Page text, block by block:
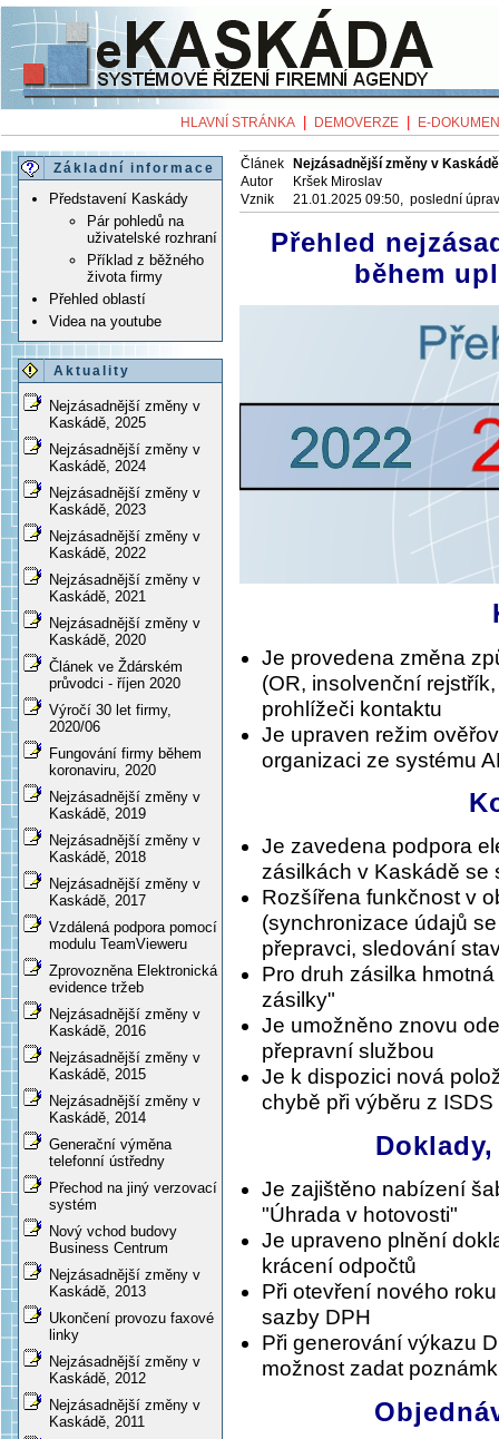
HLAVNÍ STRÁNKA DEMOVERZE E-
Základní informace
Představení Kaskády
Pár pohledů na
uživatelské rozhraní
Příklad z běžného
života firmy
Přehled oblastí
Videa na youtube
Aktuality
Nejzásadnější změny v
Kaskádě, 2025
Nejzásadnější změny v
Kaskádě, 2024
Nejzásadnější změny v
Kaskádě, 2023
Nejzásadnější změny v
Kaskádě, 2022
Nejzásadnější změny v
Kaskádě, 2021
Nejzásadnější změny v
Kaskádě, 2020
Článek ve Ždárském
průvodci - říjen 2020
Výročí 30 let firmy,
2020/06
Fungování firmy během
koronaviru, 2020
Nejzásadnější změny v
Kaskádě, 2019
Nejzásadnější změny v
Kaskádě, 2018
Nejzásadnější změny v
Kaskádě, 2017
Vzdálená podpora pomocí
modulu TeamVieweru
Zprovozněna Elektronická
evidence tržeb
Nejzásadnější změny v
Kaskádě, 2016
Nejzásadnější změny v
Kaskádě, 2015
Nejzásadnější změny v
Kaskádě, 2014
Generační výměna
telefonní ústředny
Přechod na jiný verzovací
systém
Nový vchod budovy
Business Centrum
Nejzásadnější změny v
Kaskádě, 2013
Ukončení provozu faxové
linky
Nejzásadnější změny v
Kaskádě, 2012
Nejzásadnější změny v
Kaskádě, 2011
Článek
Nejzásadnější změny v
Autor
Kršek Miroslav
Vznik
21.01.2025 09:50, poslední
Přehled
během
Je provedena změna
(OR, insolvenční
prohlížeči kontaktu
Je upraven režim
organizaci ze systému
Je zavedena podpora
zásilkách v Kaskádě se
Rozšířena funkčnost v
(synchronizace údajů
přepravci, sledování
Pro druh zásilka
zásilky"
Je umožněno znovu
přepravní službou
Je k dispozici nová
chybě při výběru z ISDS
Je zajištěno nabízení
"Úhrada v hotovosti"
Je upraveno plnění
krácení odpočtů
Při otevření nového
sazby DPH
Při generování výkazu
možnost zadat